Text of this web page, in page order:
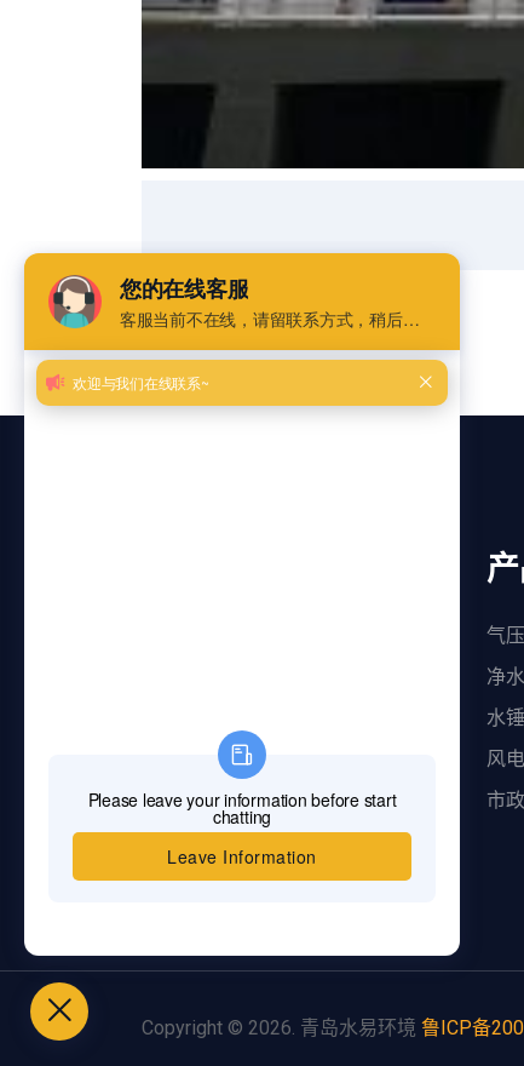
山东省青岛市城阳区黑龙江北路187
号盛文国贸大厦B座
气
净
水
风
市
Copyright © 2026. 青岛水易环境 鲁ICP备